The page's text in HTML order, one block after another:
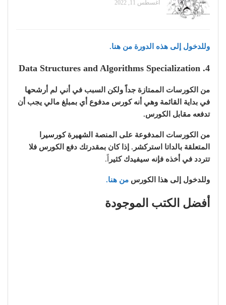
أغسطس 11, 2022
وللدخول إلى هذه الدورة من هنا.
4. Data Structures and Algorithms Specialization
من الكورسات الممتازة جداً ولكن السبب في أني لم أرشحها
في بداية القائمة وهي أنه كورس مدفوع أي بمبلغ مالي يجب أن
تدفعه مقابل الكورس.
من الكورسات المدفوعة على المنصة الشهيرة كورسيرا
المتعلقة بالداتا استركشر. إذا كان بمقدرتك دفع الكورس فلا
تتردد في أخذه فإنه سيفيدك كثير اً.
وللدخول إلى هذا الكورس من هنا.
أفضل الكتب الموجودة